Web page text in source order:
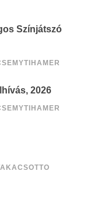
Színjátszó
2026